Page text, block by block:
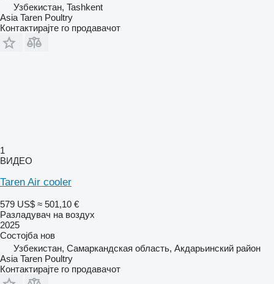
Узбекистан, Tashkent
Asia Taren Poultry
Контактирајте го продавачот
1
ВИДЕО
Taren Air cooler
579 US$ ≈ 501,10 €
Разладувач на воздух
2025
Состојба нов
Узбекистан, Самаркандская область, Акдарьинский район
Asia Taren Poultry
Контактирајте го продавачот